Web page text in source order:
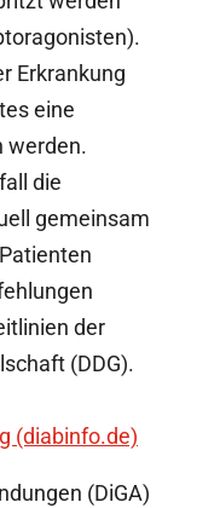
Erkrankung
eine
werden.
die
gemeinsam
der
(DDG).
(diabinfo.de)
(DiGA)